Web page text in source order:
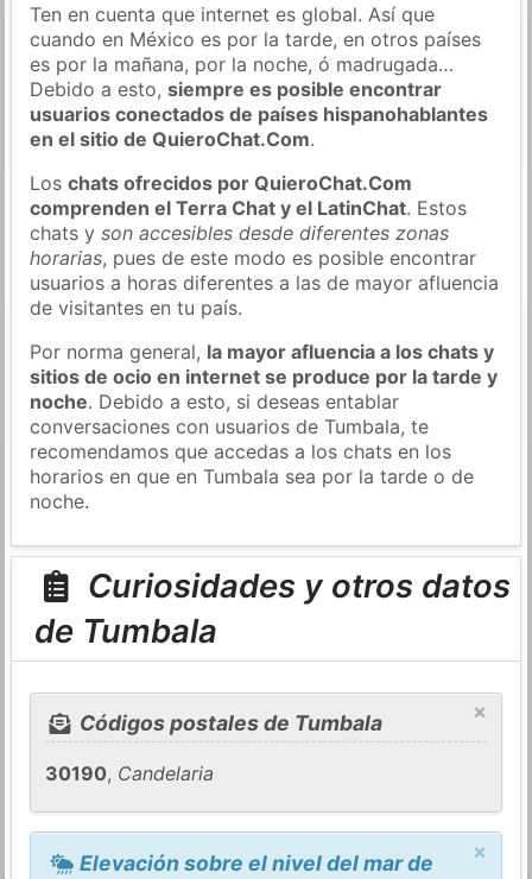
Ten en cuenta que internet es global. Así que
cuando en México es por la tarde, en otros países
es por la mañana, por la noche, ó madrugada…
Debido a esto,siempre es posible encontrar
usuarios conectados de países hispanohablantes
en el sitio de QuieroChat.Com.
Loschats ofrecidos por QuieroChat.Com
comprenden el Terra Chat y el LatinChat. Estos
chats yson accesibles desde diferentes zonas
horarias, pues de este modo es posible encontrar
usuarios a horas diferentes a las de mayor afluencia
de visitantes en tu país.
Por norma general, la mayor afluencia a los chats y
sitios de ocio en internet se produce por la tarde y
noche. Debido a esto, si deseas entablar
conversaciones con usuarios de Tumbala, te
recomendamos que accedas a los chats en los
horarios en que en Tumbala sea por la tarde o de
noche.
Curiosidades y otros datos
de Tumbala
×
Códigos postales de Tumbala
30190, Candelaria
×
Elevación sobre el nivel del mar de